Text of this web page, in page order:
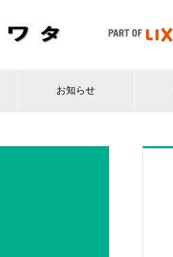
お知らせ